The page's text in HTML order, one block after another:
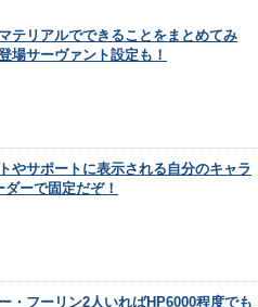
テリアルでできることをまとめてみ
場サーヴァント設定も！
やサポートに表示される自分のキャラ
ーで固定だぞ！
・フーリン2人いればHP6000程度でも